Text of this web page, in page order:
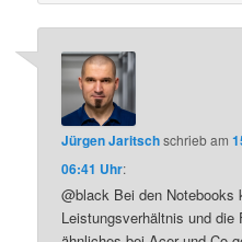
Jürgen Jaritschschriebam
06:41 Uhr:
@black Bei den
Leistungsverhältnis und